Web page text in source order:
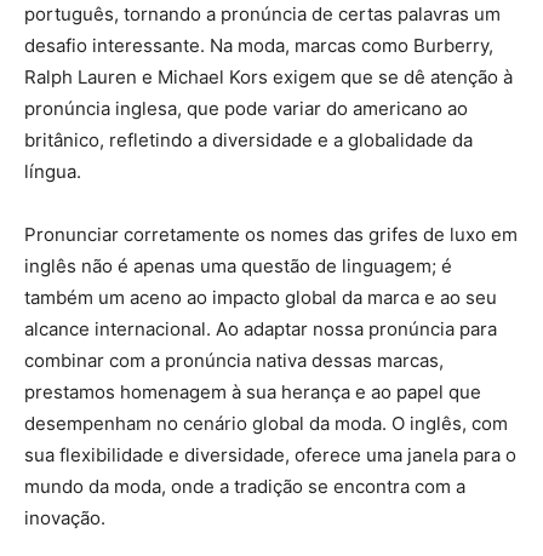
português, tornando a pronúncia de certas palavras um
desafio interessante. Na moda, marcas como Burberry,
Ralph Lauren e Michael Kors exigem que se dê atenção à
pronúncia inglesa, que pode variar do americano ao
britânico, refletindo a diversidade e a globalidade da
língua.
Pronunciar corretamente os nomes das grifes de luxo em
inglês não é apenas uma questão de linguagem; é
também um aceno ao impacto global da marca e ao seu
alcance internacional. Ao adaptar nossa pronúncia para
combinar com a pronúncia nativa dessas marcas,
prestamos homenagem à sua herança e ao papel que
desempenham no cenário global da moda. O inglês, com
sua flexibilidade e diversidade, oferece uma janela para o
mundo da moda, onde a tradição se encontra com a
inovação.